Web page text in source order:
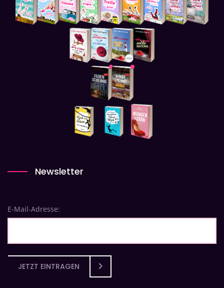
Newsletter
E-Mail-Adresse:
JETZT EINTRAGEN